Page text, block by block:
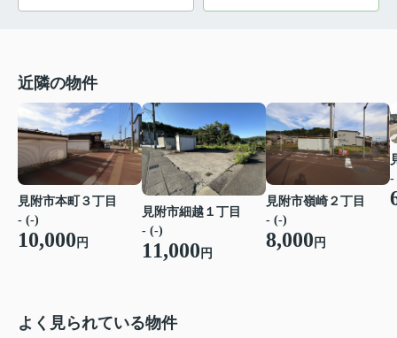
近隣の物件
見附市本町３丁目
- (-)
10,000 円
見附市細越１丁目
- (-)
11,000 円
見附市嶺崎２丁目
- (-)
8,000 円
-
よく見られている物件